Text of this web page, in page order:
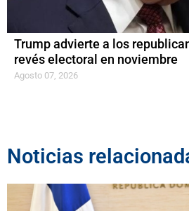
Trump advierte a los
revés electoral en noviembre
Agosto 07, 2026
Noticias